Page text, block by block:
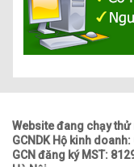
Website đang chạy
GCNDK Hộ kinh
GCN đăng ký MST: